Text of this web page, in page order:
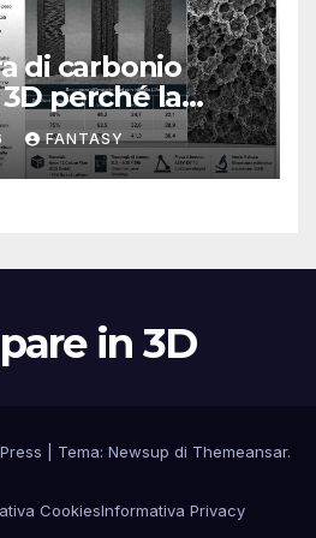
di carbonio
perché la
urti dipende
FANTASY
in 3D
Tema: Newsup di Themeansar.
CookiesInformativa Privacy